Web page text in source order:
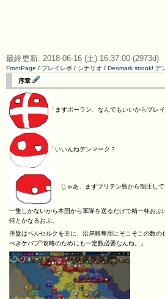
最終更新: 2018-06-16 (土) 16:37:00 (2973d)
FrontPage / プレイレポ / シナリオ / Denmark stronk! デ
序章
「まずポーラン、なんでもいいからプレ
「いいんねデンマーク？
じゃあ、まずブリテン島から制圧し
一隻しかないから本国から軍隊を送るだけで精一杯お
何とかなるおぶ。
序盤はベルセルクを主に、沿岸略奪用にそこそこの数の
べきケバブ*1攻略のためにも一定数必要なんね。」